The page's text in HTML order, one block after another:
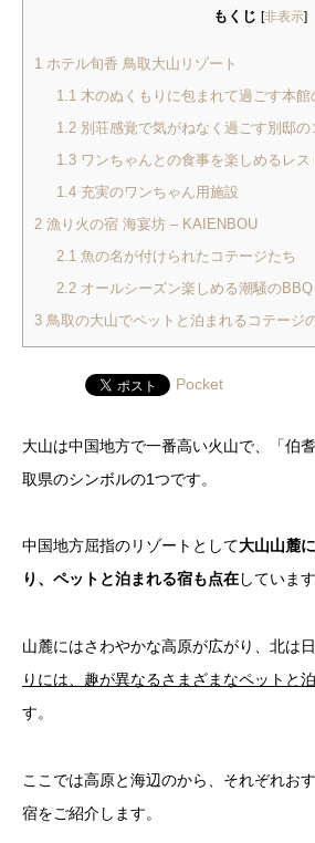
もくじ [非表示]
1 ホテル旬香 鳥取大山リゾート
1.1 木のぬくもりに包まれて過ごす本館
1.2別荘感覚で気がねなく過ごす別邸の
1.3ワンちゃんとの食事を楽しめるレス
1.4充実のワンちゃん用施設
2 漁り火の宿 海宴坊 – KAIENBOU
2.1 魚の名が付けられたコテージたち
2.2オールシーズン楽しめる潮騒のBBQ
3 鳥取の大山でペットと泊まれるコテージ
Pocket
大山は中国地方で一番高い火山で、「伯
取県のシンボルの1つです。
中国地方屈指のリゾートとして大山山麓
り、ペットと泊まれる宿も点在しています
山麓にはさわやかな高原が広がり、北は
りには、趣が異なるさまざまなペットと
す。
ここでは高原と海辺のから、それぞれお
宿をご紹介します。